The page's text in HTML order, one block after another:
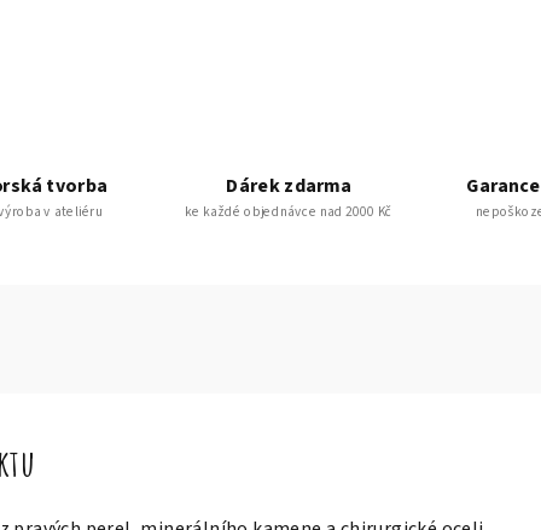
tvorba
v ateliéru
Dárek zdarma
ke každé objednávce nad 2000 Kč